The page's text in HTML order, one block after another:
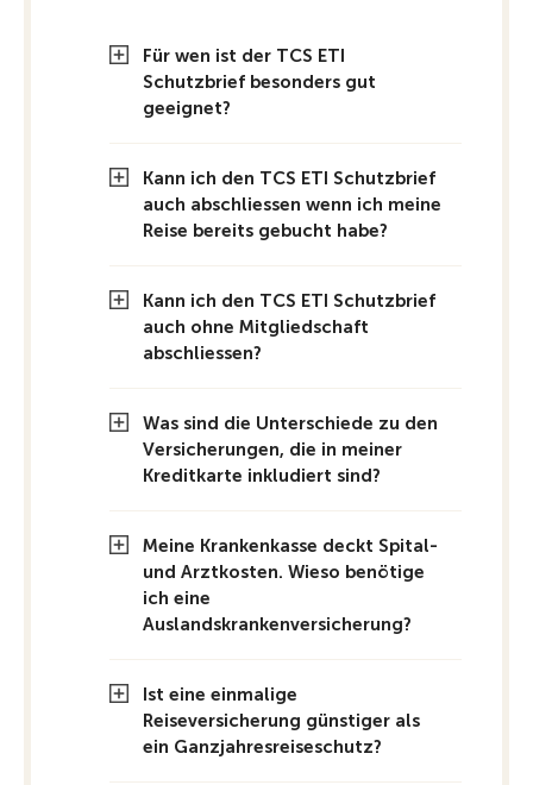
Für wen ist der TCS ETI
Schutzbrief besonders gut
geeignet?
Kann ich den TCS ETI Schutzbrief
auch abschliessen wenn ich meine
Reise bereits gebucht habe?
Kann ich den TCS ETI Schutzbrief
auch ohne Mitgliedschaft
abschliessen?
Was sind die Unterschiede zu den
Versicherungen, die in meiner
Kreditkarte inkludiert sind?
Meine Krankenkasse deckt Spital-
und Arztkosten. Wieso benötige
ich eine
Auslandskrankenversicherung?
Ist eine einmalige
Reiseversicherung günstiger als
ein Ganzjahresreiseschutz?